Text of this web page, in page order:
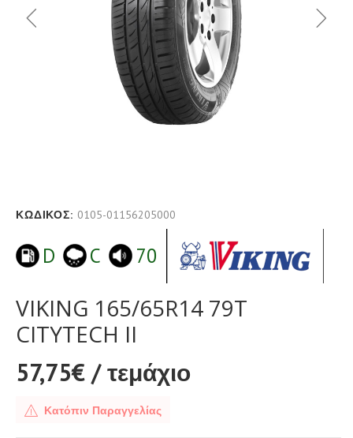
ΚΩΔΙΚΟΣ: 0105-01156205000
D C 70
VIKING 165/65R14 79T
CITYTECH II
57,75€ / τεμάχιο
Κατόπιν Παραγγελίας